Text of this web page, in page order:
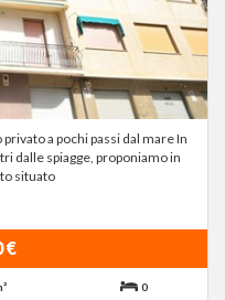
a pochi passi dal mare In
dalle spiagge, proponiamo in
situato
€
0